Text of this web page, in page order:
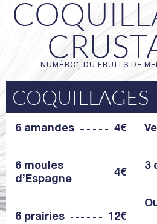
NUMÉRO1 DU FRUITS DE
COQUILLAGES
6 amandes 4€
6 moules
d’Espagne
4€
6 prairies 12€
3